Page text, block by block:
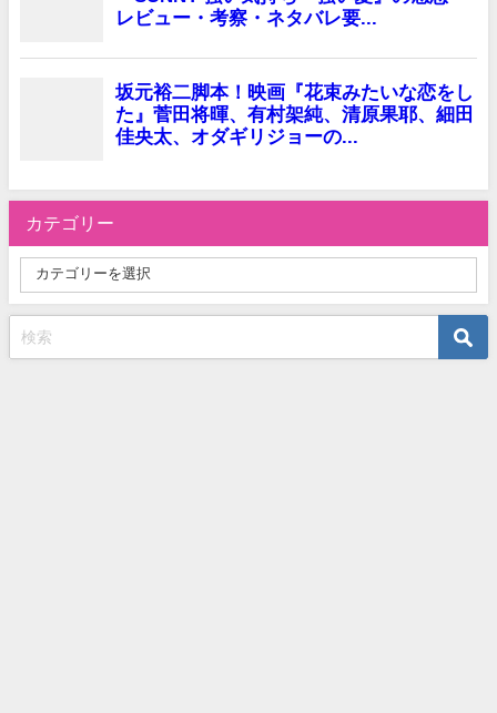
カテゴリー